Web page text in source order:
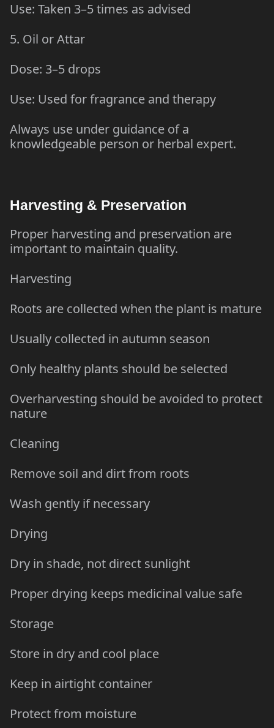
Use: Taken 3–5 times as advised
5. Oil or Attar
Dose: 3–5 drops
Use: Used for fragrance and therapy
Always use under guidance of a
knowledgeable person or herbal expert.
Harvesting & Preservation
Proper harvesting and preservation are
important to maintain quality.
Harvesting
Roots are collected when the plant is mature
Usually collected in autumn season
Only healthy plants should be selected
Overharvesting should be avoided to protect
nature
Cleaning
Remove soil and dirt from roots
Wash gently if necessary
Drying
Dry in shade, not direct sunlight
Proper drying keeps medicinal value safe
Storage
Store in dry and cool place
Keep in airtight container
Protect from moisture